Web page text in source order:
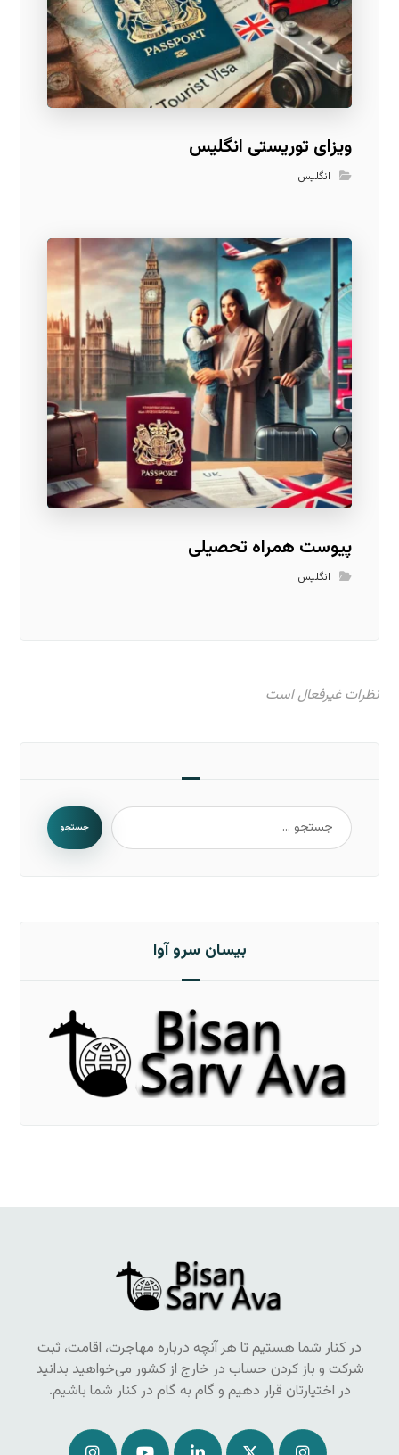
ویزای توریستی انگلیس
انگلیس
پیوست همراه تحصیلی
انگلیس
نظرات غیرفعال است
جستجو
بیسان سرو آوا
در کنار شما هستیم تا هر آنچه درباره مهاجرت، اقامت، ثبت
شرکت و باز کردن حساب در خارج از کشور می‌خواهید بدانید
در اختیارتان قرار دهیم و گام به گام در کنار شما باشیم.